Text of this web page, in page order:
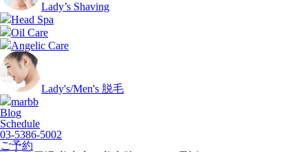
Lady’s Shaving
Head Spa
Oil Care
Angelic Care
Lady's/Men's 脱毛
marbb
Blog
Schedule
03-5386-5002
ご予約